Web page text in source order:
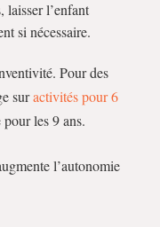
laisser l’enfant
si nécessaire.
Pour des
suractivités pour 6
les 9 ans.
l’autonomie